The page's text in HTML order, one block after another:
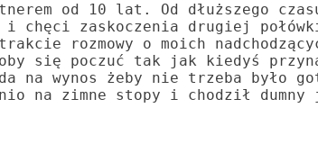
od 10 lat. Od dłuższego
i chęci zaskoczenia drugiej
rozmowy o moich
się poczuć tak jak kiedyś
na wynos żeby nie trzeba było
na zimne stopy i chodził